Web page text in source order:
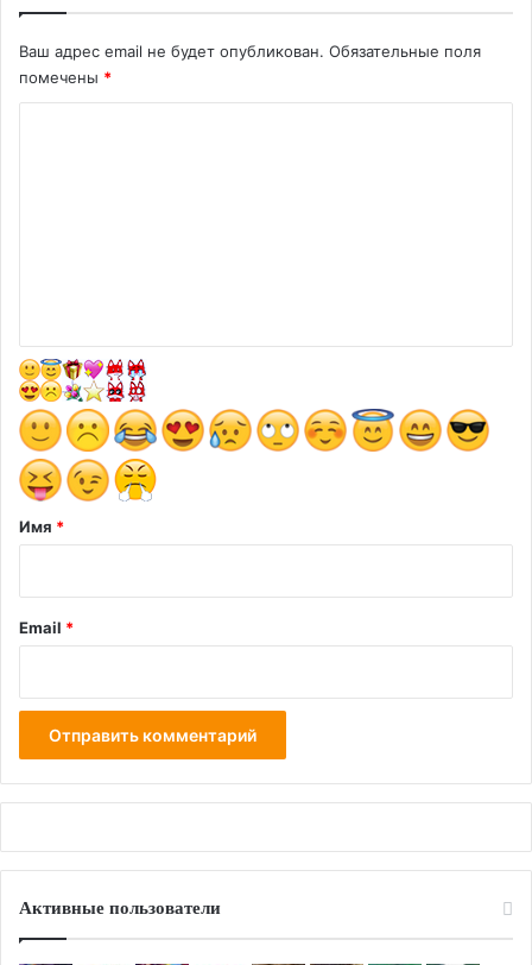
Ваш адрес email не будет опубликован. Обязательные поля
помечены *
а
р
и
й
Имя *
Email *
Активные пользователи